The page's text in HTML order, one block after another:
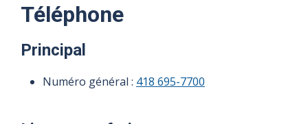
Téléphone
Principal
Numéro général : 418 695-7700